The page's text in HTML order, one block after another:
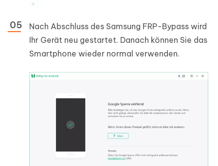
Nach Abschluss des Samsung FRP-Bypass wird
Ihr Gerät neu gestartet. Danach können Sie das
Smartphone wieder normal verwenden.